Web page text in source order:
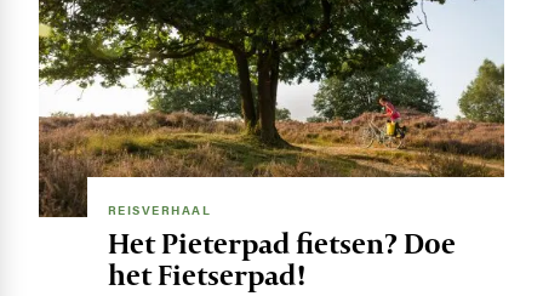
REISVERHAAL
Het Pieterpad fietsen? Doe
het Fietserpad!